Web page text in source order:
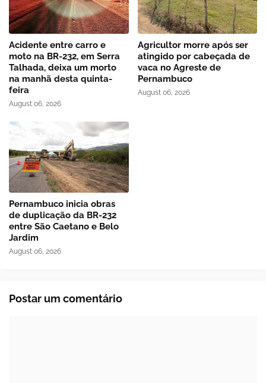
Acidente entre carro e
moto na BR-232, em Serra
Talhada, deixa um morto
na manhã desta quinta-
feira
August 06, 2026
Agricultor morre após ser
atingido por cabeçada de
vaca no Agreste de
Pernambuco
August 06, 2026
Pernambuco inicia obras
de duplicação da BR-232
entre São Caetano e Belo
Jardim
August 06, 2026
Postar um comentário